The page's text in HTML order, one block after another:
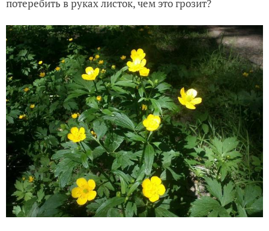
потеребить в руках листок, чем это грозит?